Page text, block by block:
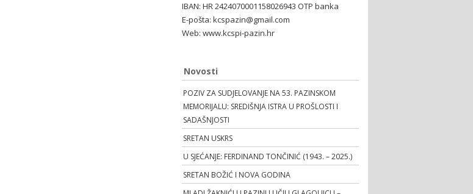
IBAN: HR 2424070001158026943 OTP banka
E-pošta: kcspazin@gmail.com
Web: www.kcspi-pazin.hr
Novosti
POZIV ZA SUDJELOVANJE NA 53. PAZINSKOM
MEMORIJALU: SREDIŠNJA ISTRA U PROŠLOSTI I
SADAŠNJOSTI
SRETAN USKRS
U SJEĆANJE: FERDINAND TONČINIĆ (1943. – 2025.)
SRETAN BOŽIĆ I NOVA GODINA